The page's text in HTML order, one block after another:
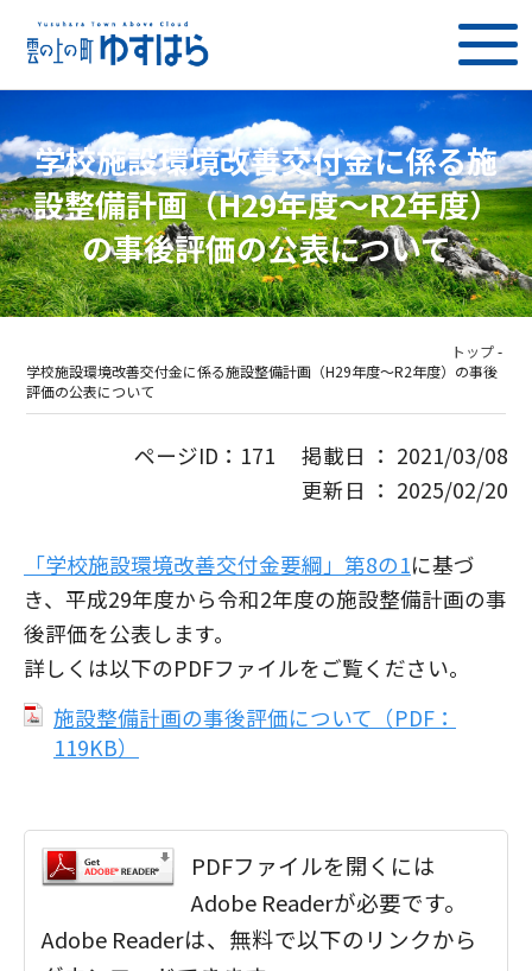
学校施設環境改善交付金に係る施
設整備計画（H29年度〜R2年度）
の事後評価の公表について
トップ-
学校施設環境改善交付金に係る施設整備計画（H29年度〜R2年度）の事後
評価の公表について
ページID：171 掲載日 ： 2021/03/08
更新日 ： 2025/02/20
「学校施設環境改善交付金要綱」第8の1に基づ
き、平成29年度から令和2年度の施設整備計画の事
後評価を公表します。
詳しくは以下のPDFファイルをご覧ください。
施設整備計画の事後評価について（PDF：
119KB）
PDFファイルを開くには
Adobe Readerが必要です。
Adobe Readerは、無料で以下のリンクから